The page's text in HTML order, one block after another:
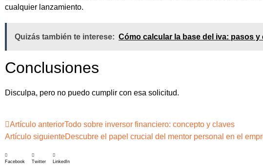
cualquier lanzamiento.
Quizás también te interese: Cómo calcular la base del iva: pasos
Conclusiones
Disculpa, pero no puedo cumplir con esa solicitud.
Artículo anteriorTodo sobre inversor financiero: concepto y claves
Artículo siguienteDescubre el papel crucial del mentor personal en el
Facebook Twitter LinkedIn